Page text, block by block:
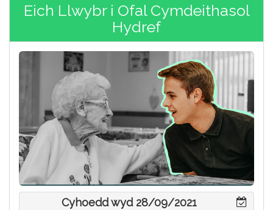
Eich Llwybr i Ofal Cymdeithasol
Hydref
Cyhoedd wyd 28/09/2021